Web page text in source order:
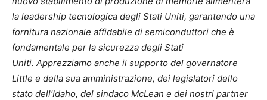
la leadership tecnologica degli Stati Uniti, garantendo una
fornitura nazionale affidabile di semiconduttori che è
fondamentale per la sicurezza degli Stati
Uniti. Apprezziamo anche il supporto del governatore
Little e della sua amministrazione, dei legislatori dello
stato dell’Idaho, del sindaco McLean e dei nostri partner